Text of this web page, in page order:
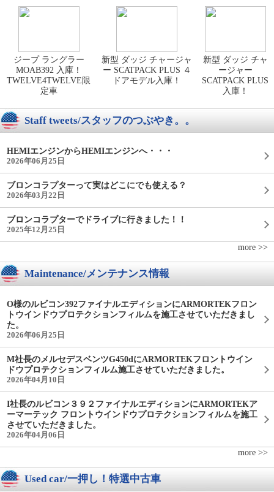
ジープ ラングラー
MOAB392 入庫！
TWELVE4TWELVE限
定車
新型 ダッジ チャージャ
ー SCATPACK PLUS ４
ドアモデル入庫！
新型 ダッジ チャ
ージャー
SCATPACK PLUS
入庫！
Staff tweets/スタッフのつぶやき。。
HEMIエンジンからHEMIエンジンへ・・・
2026年06月25日
ブロンコラプターって実はどこにでも使える？
2026年03月22日
ブロンコラプターでドライブに行きました！！
2025年12月25日
more >>
Maintenance/メンテナンス情報
O様のルビコン392ファイナルエディションにARMORTEKフロン
トウインドウプロテクションフィルムを施工させていただきまし
た。
2026年06月25日
M社長のメルセデスベンツG450dにARMORTEKフロントウイン
ドウプロテクションフィルム施工させていただきました。
2026年04月10日
I社長のルビコン３９２ファイナルエディションにARMORTEKア
ーマーテック フロントウインドウプロテクションフィルムを施工
させていただきました。
2026年04月06日
more >>
Used car/一押し！特選中古車